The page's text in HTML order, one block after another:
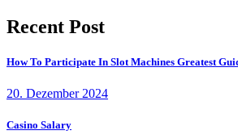
Recent Post
How To Participate In Slot Machines Greatest
20. Dezember 2024
Casino Salary